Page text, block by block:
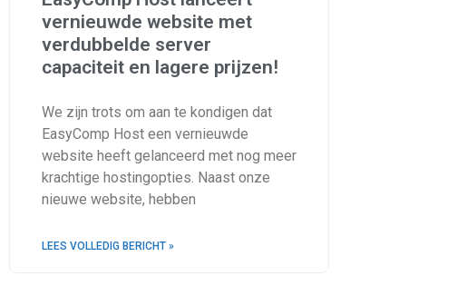
vernieuwde website met
verdubbelde server
capaciteit en lagere prijzen!
We zijn trots om aan te kondigen dat
EasyComp Host een vernieuwde
website heeft gelanceerd met nog meer
krachtige hostingopties. Naast onze
nieuwe website, hebben
LEES VOLLEDIG BERICHT »